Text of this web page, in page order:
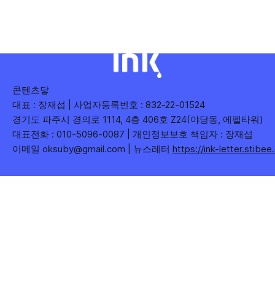
콘텐츠닿
대표 : 장재섭 | 사업자등록번호 : 832-22-01524
경기도 파주시 경의로 1114, 4층 406호 Z24(야당동, 에펠타워)
대표전화 : 010-5096-0087 | 개인정보보호 책임자 : 장재섭
이메일 oksuby@gmail.com | 뉴스레터 https://ink-